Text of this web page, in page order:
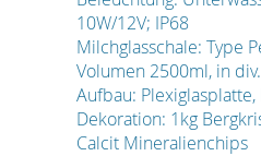
10W/12V; IP68
Milchglasschale: Type
Volumen 2500ml, in
Aufbau:
Dekoration: 1kg
Calcit Mineralienchips